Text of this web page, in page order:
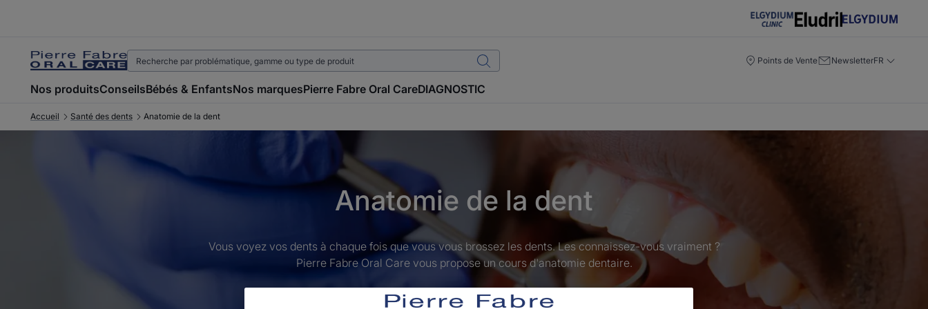
Points de Vente NewsletterFR
Nos produitsConseilsBébés & EnfantsNos marquesPierre Fabre Oral CareDIAGNOSTIC
Accueil Santé des dents Anatomie de la dent
Anatomie de la dent
Vous voyez vos dents à chaque fois que vous vous brossez les dents. Les connaissez-vous vraiment ?
Pierre Fabre Oral Care vous propose un cours d'anatomie dentaire.
Mise à jour le6/07/26, validé parla direction médicale